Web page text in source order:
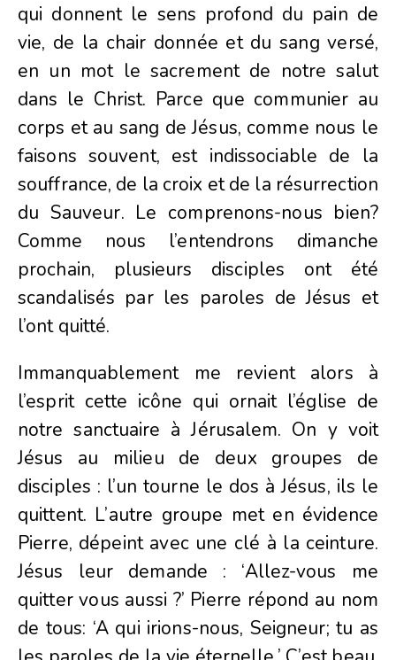
qui donnent le sens profond du pain de
vie, de la chair donnée et du sang versé,
en un mot le sacrement de notre salut
dans le Christ. Parce que communier au
corps et au sang de Jésus, comme nous le
faisons souvent, est indissociable de la
souffrance, de la croix et de la résurrection
du Sauveur. Le comprenons-nous bien?
Comme nous l’entendrons dimanche
prochain, plusieurs disciples ont été
scandalisés par les paroles de Jésus et
l’ont quitté.
Immanquablement me revient alors à
l’esprit cette icône qui ornait l’église de
notre sanctuaire à Jérusalem. On y voit
Jésus au milieu de deux groupes de
disciples : l’un tourne le dos à Jésus, ils le
quittent. L’autre groupe met en évidence
Pierre, dépeint avec une clé à la ceinture.
Jésus leur demande : ‘Allez-vous me
quitter vous aussi ?’ Pierre répond au nom
de tous: ‘A qui irions-nous, Seigneur; tu as